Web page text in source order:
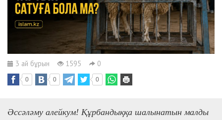
3 ай бұрын 1595 0
0 0 0
Әссәләму алейкум! Құрбандыққа шалынатын малды